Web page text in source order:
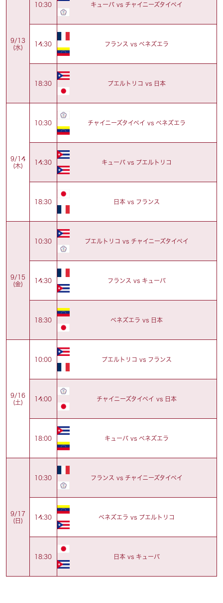
9/13
(水)
10:30 キューバ vs チャイニーズタイペイ
14:30 フランス vs ベネズエラ
18:30 プエルトリコ vs 日本
9/14
(木)
10:30 チャイニーズタイペイ vs ベネズエラ
14:30 キューバ vs プエルトリコ
18:30 日本 vs フランス
9/15
(金)
10:30 プエルトリコ vs チャイニーズタイペイ
14:30 フランス vs キューバ
18:30 ベネズエラ vs 日本
9/16
(土)
10:00 プエルトリコ vs フランス
14:00 チャイニーズタイペイ vs 日本
18:00 キューバ vs ベネズエラ
9/17
(日)
10:30 フランス vs チャイニーズタイペイ
14:30 ベネズエラ vs プエルトリコ
18:30 日本 vs キューバ